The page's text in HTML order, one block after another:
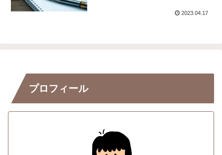
2023.04.17
プロフィール